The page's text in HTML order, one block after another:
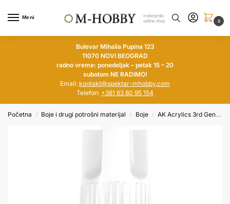
Meni
0
Bulevar Mihaila Pupina 123
11070 NOVI BEOGRAD
radno vreme: ponedeljak – petak 15 – 20
subotom NE RADIMO!
Email: kontakt@spektar-mhobby.com
Telefon: +381 63 80 95 154
Početna / Boje i drugi potrošni materijal / Boje / AK Acrylics 3rd Generation